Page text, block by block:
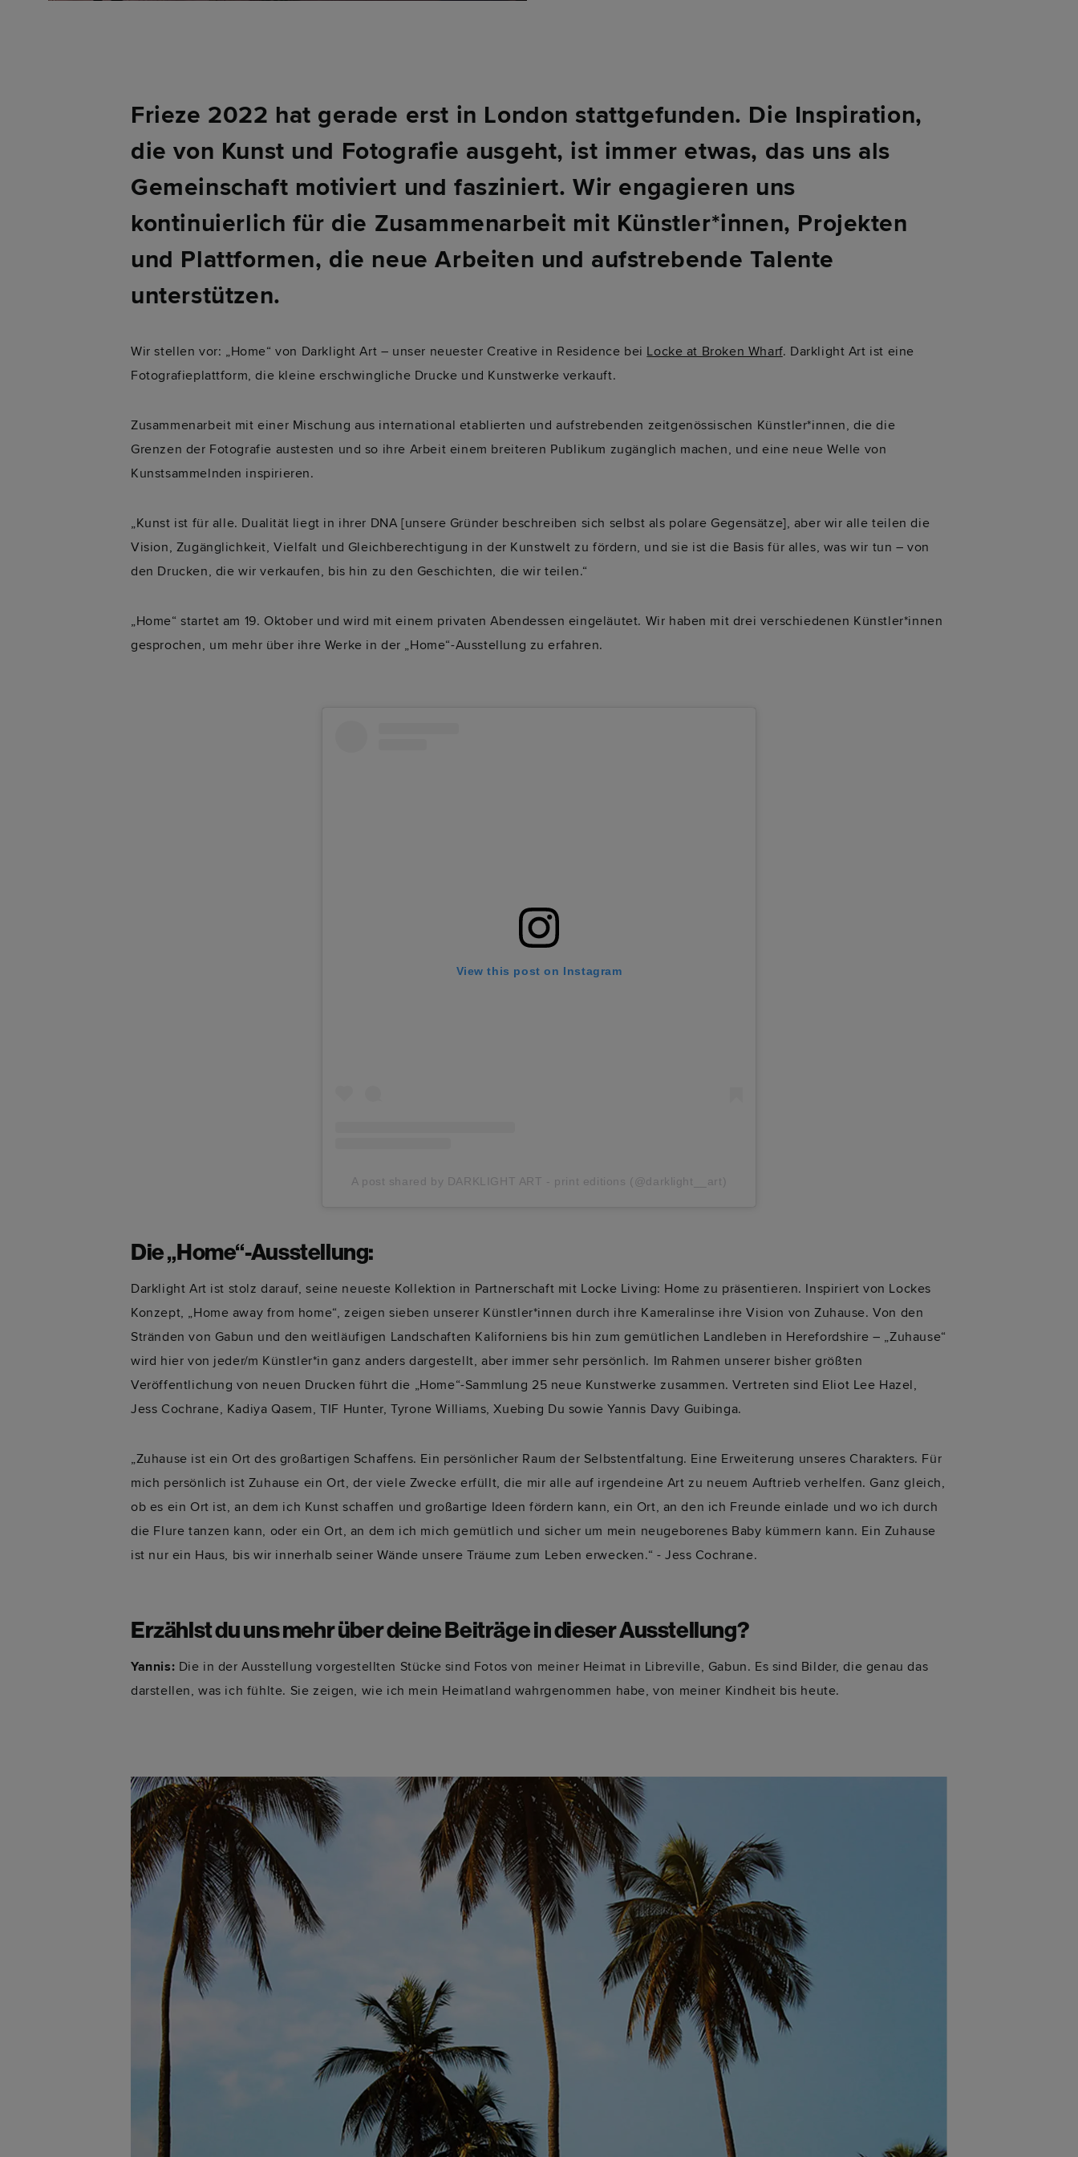
Frieze 2022 hat gerade erst in London stattgefunden. Die Inspiration,
die von Kunst und Fotografie ausgeht, ist immer etwas, das uns als
Gemeinschaft motiviert und fasziniert. Wir engagieren uns
kontinuierlich für die Zusammenarbeit mit Künstler*innen, Projekten
und Plattformen, die neue Arbeiten und aufstrebende Talente
unterstützen.
Wir stellen vor: „Home“ von Darklight Art – unser neuester Creative in Residence bei Locke at Broken Wharf. Darklight Art ist eine
Fotografieplattform, die kleine erschwingliche Drucke und Kunstwerke verkauft.
Zusammenarbeit mit einer Mischung aus international etablierten und aufstrebenden zeitgenössischen Künstler*innen, die die
Grenzen der Fotografie austesten und so ihre Arbeit einem breiteren Publikum zugänglich machen, und eine neue Welle von
Kunstsammelnden inspirieren.
„Kunst ist für alle. Dualität liegt in ihrer DNA [unsere Gründer beschreiben sich selbst als polare Gegensätze], aber wir alle teilen die
Vision, Zugänglichkeit, Vielfalt und Gleichberechtigung in der Kunstwelt zu fördern, und sie ist die Basis für alles, was wir tun – von
den Drucken, die wir verkaufen, bis hin zu den Geschichten, die wir teilen.“
„Home“ startet am 19. Oktober und wird mit einem privaten Abendessen eingeläutet. Wir haben mit drei verschiedenen Künstler*innen
gesprochen, um mehr über ihre Werke in der „Home“-Ausstellung zu erfahren.
View this post on Instagram
A post shared by DARKLIGHT ART - print editions (@darklight__art)
Die „Home“-Ausstellung:
Darklight Art ist stolz darauf, seine neueste Kollektion in Partnerschaft mit Locke Living: Home zu präsentieren. Inspiriert von Lockes
Konzept, „Home away from home“, zeigen sieben unserer Künstler*innen durch ihre Kameralinse ihre Vision von Zuhause. Von den
Stränden von Gabun und den weitläufigen Landschaften Kaliforniens bis hin zum gemütlichen Landleben in Herefordshire – „Zuhause“
wird hier von jeder/m Künstler*in ganz anders dargestellt, aber immer sehr persönlich. Im Rahmen unserer bisher größten
Veröffentlichung von neuen Drucken führt die „Home“-Sammlung 25 neue Kunstwerke zusammen. Vertreten sind Eliot Lee Hazel,
Jess Cochrane, Kadiya Qasem, TIF Hunter, Tyrone Williams, Xuebing Du sowie Yannis Davy Guibinga.
„Zuhause ist ein Ort des großartigen Schaffens. Ein persönlicher Raum der Selbstentfaltung. Eine Erweiterung unseres Charakters. Für
mich persönlich ist Zuhause ein Ort, der viele Zwecke erfüllt, die mir alle auf irgendeine Art zu neuem Auftrieb verhelfen. Ganz gleich,
ob es ein Ort ist, an dem ich Kunst schaffen und großartige Ideen fördern kann, ein Ort, an den ich Freunde einlade und wo ich durch
die Flure tanzen kann, oder ein Ort, an dem ich mich gemütlich und sicher um mein neugeborenes Baby kümmern kann. Ein Zuhause
ist nur ein Haus, bis wir innerhalb seiner Wände unsere Träume zum Leben erwecken.“ - Jess Cochrane.
Erzählst du uns mehr über deine Beiträge in dieser Ausstellung?
Yannis: Die in der Ausstellung vorgestellten Stücke sind Fotos von meiner Heimat in Libreville, Gabun. Es sind Bilder, die genau das
darstellen, was ich fühlte. Sie zeigen, wie ich mein Heimatland wahrgenommen habe, von meiner Kindheit bis heute.